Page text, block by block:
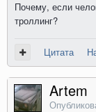
Почему, если
троллинг?
Цитата
Artem